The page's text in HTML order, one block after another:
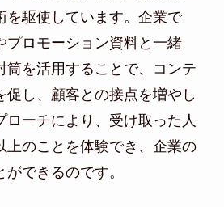
を駆使しています。企業で
プロモーション資料と一緒
筒を活用することで、コンテ
促し、顧客との接点を増やし
ローチにより、受け取った人
上のことを体験でき、企業の
できるのです。